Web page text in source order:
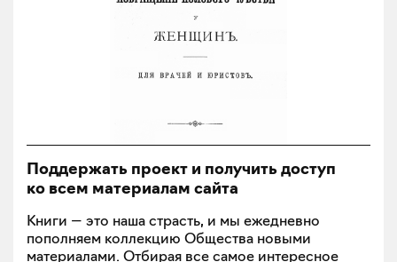
Поддержать проект и получить доступ
ко всем материалам сайта
Книги — это наша страсть, и мы ежедневно
пополняем коллекцию Общества новыми
материалами. Отбирая все самое интересное